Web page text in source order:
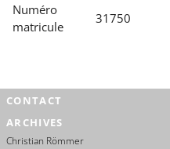
Numéro
matricule
31750
CONTACT
ARCHIVES
Christian Römmer